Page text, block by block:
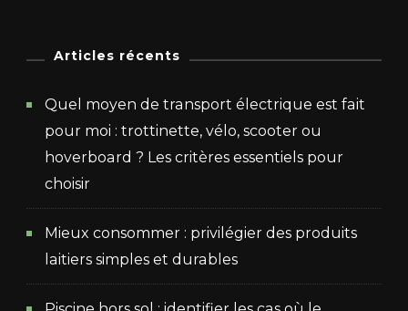
Articles récents
Quel moyen de transport électrique est fait
pour moi : trottinette, vélo, scooter ou
hoverboard ? Les critères essentiels pour
choisir
Mieux consommer : privilégier des produits
laitiers simples et durables